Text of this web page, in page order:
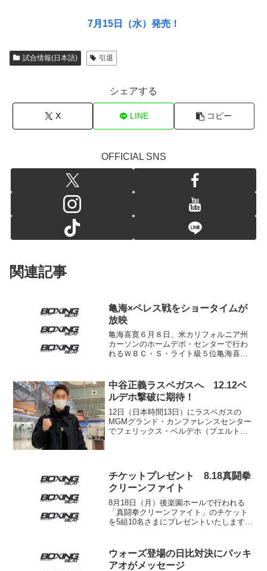
7月15日（水）発売！
試合情報(日本語) 引退
シェアする
X LINE コピー
OFFICIAL SNS
関連記事
亀海×ペレス戦をショータイムが
放映
亀海喜寛６月８日、米カリフォルニア州
カーソンのホームデポ・センターで行わ
れるＷＢＣ・Ｓ・ライト級５位亀海喜寛
が、米国の有料チャンネル、ショータイ
ム系列のショータイム...
中谷正義ラスベガスへ 12.12ベ
ルデホ撃破に期待！
12日（日本時間13日）にラスベガスの
MGMグランド・カンファレンスセンター
でフェリックス・ベルデホ（プエルトリ
た。 今回がジムも...
チケットプレゼント 8.18真闘拳
クリーンファイト
8月18日（月）後楽園ホールで行われる
「真闘拳クリーンファイト」のチケット
を5組10名さまにプレゼントいたします
定戦。同級1位の沼田康司（真闘）と同級
4位の下川原...
ウォーズ登場の日比対決にパッキ
アオがメッセージ